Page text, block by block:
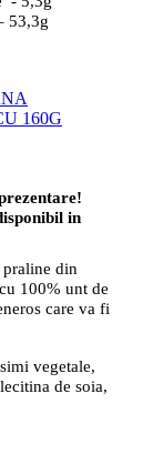
53,3g
160G
in
din
100% unt de
care va fi
vegetale,
de soia,